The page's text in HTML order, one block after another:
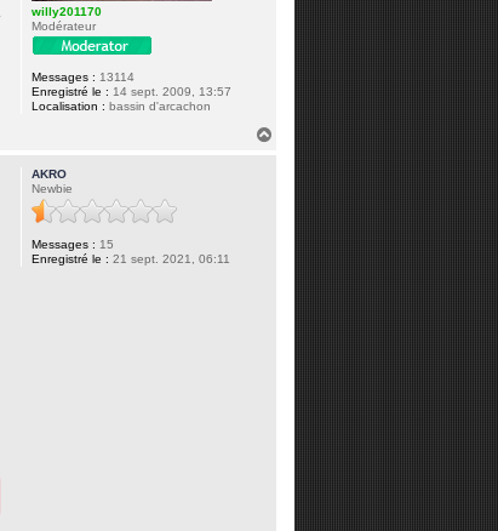
willy201170
Modérateur
Messages : 13114
Enregistré le : 14 sept. 2009, 13:57
Localisation : bassin d'arcachon
AKRO
Newbie
Messages : 15
Enregistré le : 21 sept. 2021, 06:11